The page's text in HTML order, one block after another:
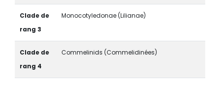
Clade de
rang 3
Monocotyledonae (Lilianae)
Clade de
rang 4
Commelinids (Commelidinées)